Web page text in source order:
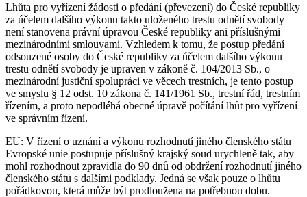
Lhůta pro vyřízení žádosti o předání (převezení) do České republiky
za účelem dalšího výkonu takto uloženého trestu odnětí svobody
není stanovena právní úpravou České republiky ani příslušnými
mezinárodními smlouvami. Vzhledem k tomu, že postup předání
odsouzené osoby do České republiky za účelem dalšího výkonu
trestu odnětí svobody je upraven v zákoně č. 104/2013 Sb., o
mezinárodní justiční spolupráci ve věcech trestních, je tento postup
ve smyslu § 12 odst. 10 zákona č. 141/1961 Sb., trestní řád, trestním
řízením, a proto nepodléhá obecné úpravě počítání lhůt pro vyřízení
ve správním řízení.
EU: V řízení o uznání a výkonu rozhodnutí jiného členského státu
Evropské unie postupuje příslušný krajský soud urychleně tak, aby
mohl rozhodnout zpravidla do 90 dnů od obdržení rozhodnutí jiného
členského státu s dalšími podklady. Jedná se však pouze o lhůtu
pořádkovou, která může být prodloužena na potřebnou dobu.